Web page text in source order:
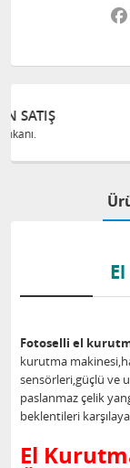
Fotoselli el
kurutma
sensörleri,güçlü ve
paslanmaz çelik
beklentileri
El